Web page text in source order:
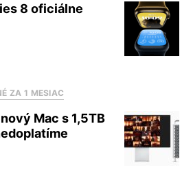
8 oficiálne
ZA 1 MESIAC
Mac s 1,5TB